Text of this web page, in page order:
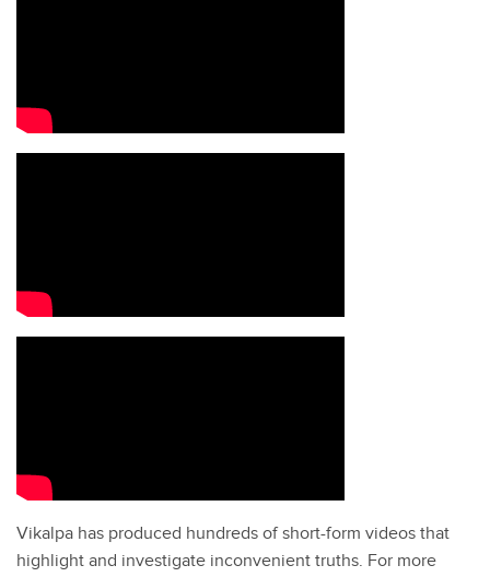
Vikalpa has produced hundreds of short-form videos that
highlight and investigate inconvenient truths. For more